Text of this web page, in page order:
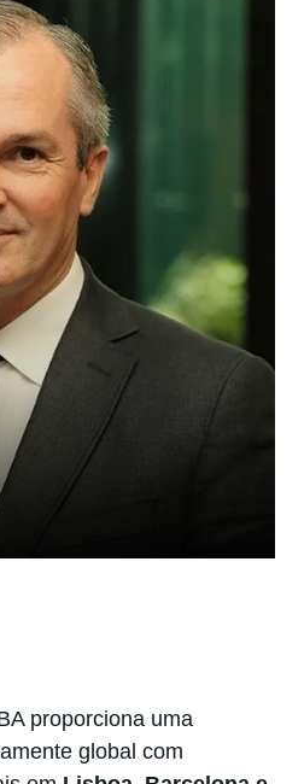
proporciona uma
global com